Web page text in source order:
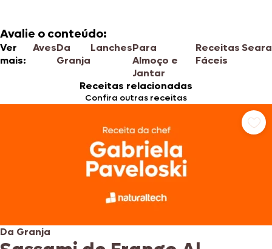
Avalie o conteúdo:
Ver
mais:
AvesDa
Granja
LanchesPara
Almoço e
Jantar
Receitas
Fáceis
Seara
Receitas relacionadas
Confira outras receitas
Da Granja